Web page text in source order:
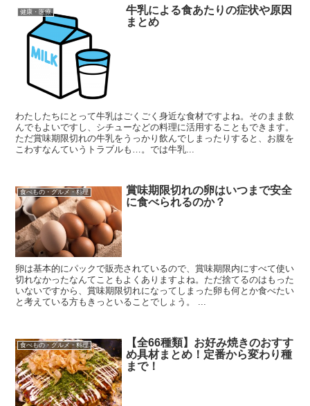
健康・医療
牛乳による食あたりの症状や原因
まとめ
わたしたちにとって牛乳はごくごく身近な食材ですよね。そのまま飲
んでもよいですし、シチューなどの料理に活用することもできます。
ただ賞味期限切れの牛乳をうっかり飲んでしまったりすると、お腹を
こわすなんていうトラブルも…。では牛乳...
食べもの・グルメ・料理
賞味期限切れの卵はいつまで安全
に食べられるのか？
卵は基本的にパックで販売されているので、賞味期限内にすべて使い
切れなかったなんてこともよくありますよね。ただ捨てるのはもった
いないですから、賞味期限切れになってしまった卵も何とか食べたい
と考えている方もきっといることでしょう。 ...
食べもの・グルメ・料理
【全66種類】お好み焼きのおすす
め具材まとめ！定番から変わり種
まで！